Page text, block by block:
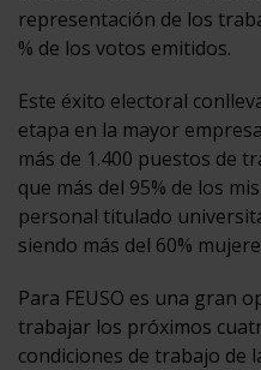
representación de los
% de los votos emitidos.
Este éxito electoral
etapa en la mayor
más de 1.400 puestos de
que más del 95% de los
personal titulado
siendo más del 60%
Para FEUSO es una gran
trabajar los próximos
condiciones de trabajo de